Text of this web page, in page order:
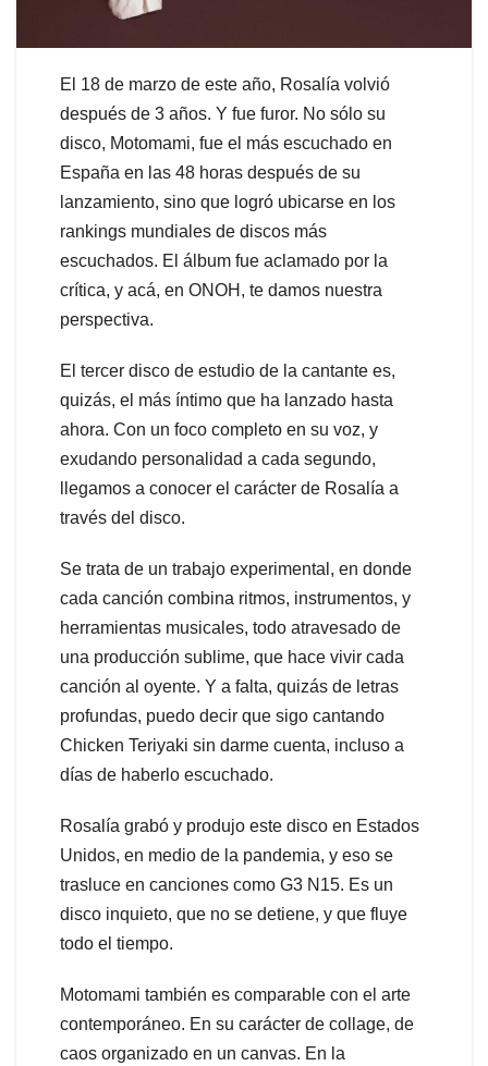
El 18 de marzo de este año, Rosalía volvió
después de 3 años. Y fue furor. No sólo su
disco, Motomami, fue el más escuchado en
España en las 48 horas después de su
lanzamiento, sino que logró ubicarse en los
rankings mundiales de discos más
escuchados. El álbum fue aclamado por la
crítica, y acá, en ONOH, te damos nuestra
perspectiva.
El tercer disco de estudio de la cantante es,
quizás, el más íntimo que ha lanzado hasta
ahora. Con un foco completo en su voz, y
exudando personalidad a cada segundo,
llegamos a conocer el carácter de Rosalía a
través del disco.
Se trata de un trabajo experimental, en donde
cada canción combina ritmos, instrumentos, y
herramientas musicales, todo atravesado de
una producción sublime, que hace vivir cada
canción al oyente. Y a falta, quizás de letras
profundas, puedo decir que sigo cantando
Chicken Teriyaki sin darme cuenta, incluso a
días de haberlo escuchado.
Rosalía grabó y produjo este disco en Estados
Unidos, en medio de la pandemia, y eso se
trasluce en canciones como G3 N15. Es un
disco inquieto, que no se detiene, y que fluye
todo el tiempo.
Motomami también es comparable con el arte
contemporáneo. En su carácter de collage, de
caos organizado en un canvas. En la